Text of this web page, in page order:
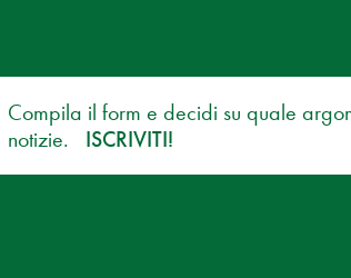
Compila il form e decidi su quale
notizie.
ISCRIVITI!